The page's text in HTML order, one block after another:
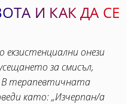
И КАК ДА СЕ
онези
за смисъл,
терапевтичната
като: „Изчерпан/а